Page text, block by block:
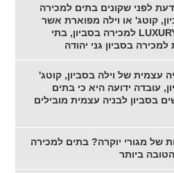
לפני שקונים בתים למכירה
קוטג' או וילה מפוארת אשר
שייכת לקטגורית וילות LUXURY למכירה בסביון, בתי
בסביון גני יהודה
עצמית של וילה בסביון, קוטג'
עובדה ידועה היא כי בתים
בסביון לבניה עצמית מובילים
של מגורי יוקרה? בתים למכירה
ביותר